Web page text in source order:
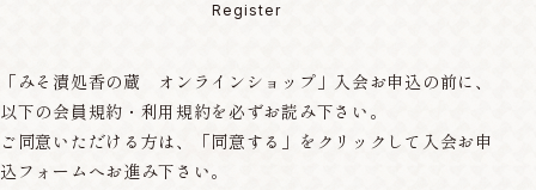
Register
「みそ漬処香の蔵 オンラインショップ」入会お申込の前に、
以下の会員規約・利用規約を必ずお読み下さい。
ご同意いただける方は、「同意する」をクリックして入会お申
込フォームへお進み下さい。